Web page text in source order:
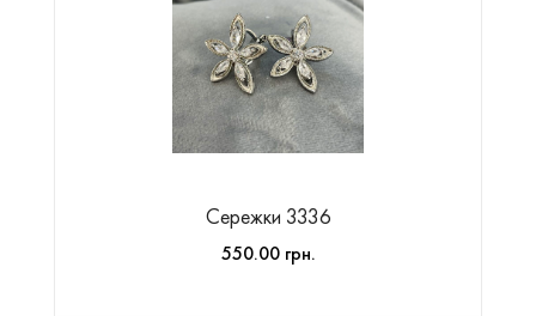
Сережки 3336
550.00 грн.